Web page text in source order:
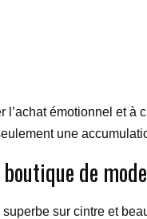
émotionnel et à
une
de mode
sur cintre et